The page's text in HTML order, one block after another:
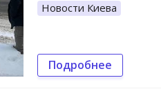
Новости Киева
Подробнее